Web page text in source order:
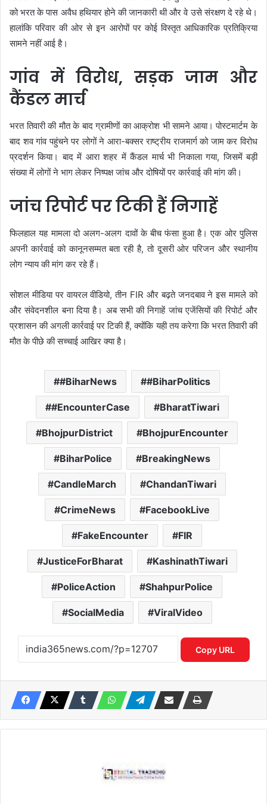
को भरत के पास अवैध हथियार होने की जानकारी थी और वे उसे संरक्षण दे रहे थे।
हालांकि परिवार की ओर से इन आरोपों पर कोई विस्तृत आधिकारिक प्रतिक्रिया
सामने नहीं आई है।
गांव में विरोध, सड़क जाम और
कैंडल मार्च
भरत तिवारी की मौत के बाद ग्रामीणों का आक्रोश भी सामने आया। पोस्टमार्टम के
बाद शव गांव पहुंचने पर लोगों ने आरा-बक्सर राष्ट्रीय राजमार्ग को जाम कर विरोध
प्रदर्शन किया। बाद में आरा शहर में कैंडल मार्च भी निकाला गया, जिसमें बड़ी
संख्या में लोगों ने भाग लेकर निष्पक्ष जांच और दोषियों पर कार्रवाई की मांग की।
जांच रिपोर्ट पर टिकी हैं निगाहें
फिलहाल यह मामला दो अलग-अलग दावों के बीच फंसा हुआ है। एक ओर पुलिस
अपनी कार्रवाई को कानूनसम्मत बता रही है, तो दूसरी ओर परिजन और स्थानीय
लोग न्याय की मांग कर रहे हैं।
सोशल मीडिया पर वायरल वीडियो, तीन FIR और बढ़ते जनदबाव ने इस मामले को
और संवेदनशील बना दिया है। अब सभी की निगाहें जांच एजेंसियों की रिपोर्ट और
प्रशासन की अगली कार्रवाई पर टिकी हैं, क्योंकि यही तय करेगा कि भरत तिवारी की
मौत के पीछे की सच्चाई आखिर क्या है।
#BiharNews #BiharPolitics
#EncounterCase BharatTiwari
BhojpurDistrict BhojpurEncounter
BiharPolice BreakingNews
CandleMarch ChandanTiwari
CrimeNews FacebookLive
FakeEncounter FIR
JusticeForBharat KashinathTiwari
PoliceAction ShahpurPolice
SocialMedia ViralVideo
Copy URL